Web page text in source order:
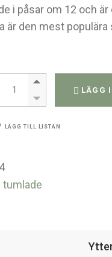
i påsar om 12 och
är den mest
Påse med 12 st - Guinea
LÄGG
LÄGG TILL LISTAN
tumlade